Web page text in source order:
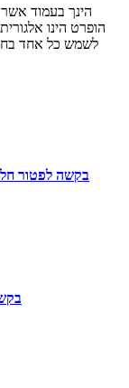
הופרט הינו
לשמש כל אחד
בקשה לפטור